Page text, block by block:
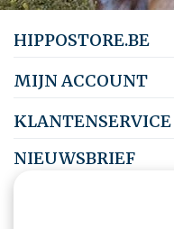
HIPPOSTORE.BE
MIJN ACCOUNT
KLANTENSERVICE
NIEUWSBRIEF
Abonneer je op onze